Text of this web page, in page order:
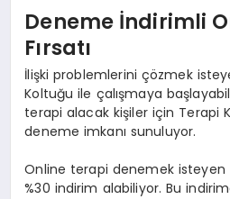
Deneme İndirimli
Fırsatı
İlişki problemlerini çözmek
Koltuğu ile çalışmaya
terapi alacak kişiler için Terapi
deneme imkanı sunuluyor.
Online terapi denemek
%30 indirim alabiliyor. Bu